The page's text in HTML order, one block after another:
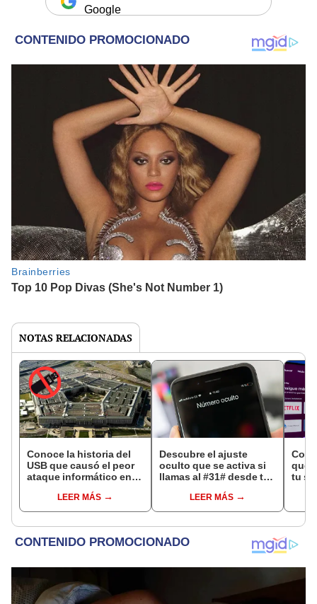
Google
NOTAS RELACIONADAS
Conoce la historia del
USB que causó el peor
ataque informático en
LEER MÁS
Descubre el ajuste
oculto que se activa si
llamas al #31# desde tu
conviene usarlo
LEER MÁS
que
tu